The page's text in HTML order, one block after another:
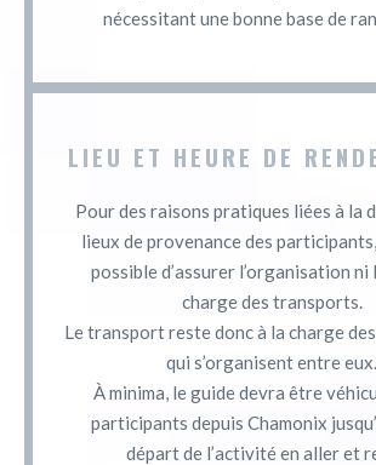
nécessitant une bonne base de
LIEU ET HEURE DE
Pour des raisons pratiques liées à la
lieux de provenance des
possible d’assurer l’organisation ni
charge des transports.
Le transport reste donc à la charge
qui s’organisent entre eux.
À minima, le guide devra être
participants depuis Chamonix
départ de l’activité en aller et